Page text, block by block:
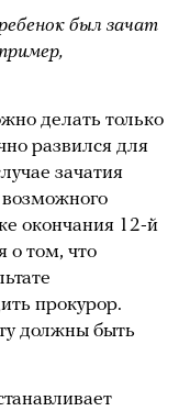
был зачат
делать только
развился для
зачатия
возможного
окончания 12-й
о том, что
прокурор.
должны быть